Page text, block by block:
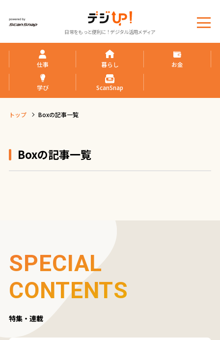
日常をもっと便利に！デジタル活用メディア
メ
ニ
仕事 暮らし お金
学び ScanSnap
トップ Boxの記事一覧
Boxの記事一覧
SPECIAL
CONTENTS
特集・連載